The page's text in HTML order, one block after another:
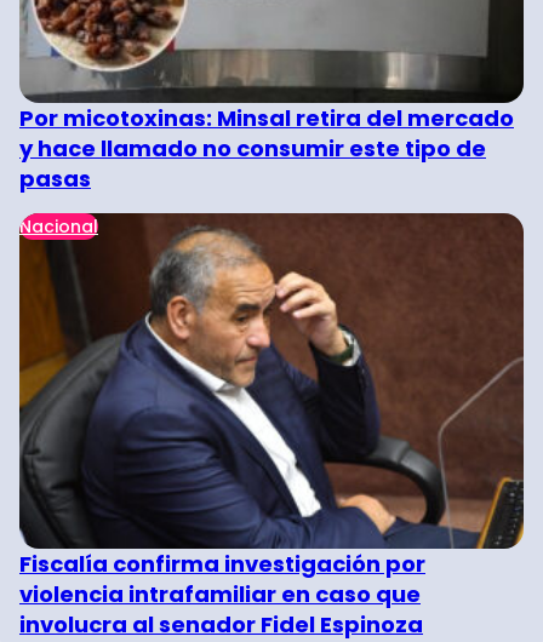
Por micotoxinas: Minsal retira del mercado
y hace llamado no consumir este tipo de
pasas
Nacional
Fiscalía confirma investigación por
violencia intrafamiliar en caso que
involucra al senador Fidel Espinoza